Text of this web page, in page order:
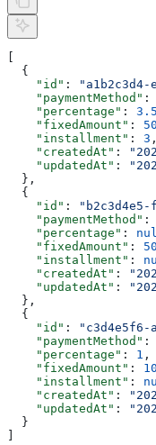
  {
    "id"
: "a1b2c3d4-
    "paymentMethod"
:
    "percentage"
: 3.5
    "fixedAmount"
: 50
    "installment"
: 3 ,
    "createdAt"
:
    "updatedAt"
:
  },
  {
    "id"
: "b2c3d4e5-
    "paymentMethod"
:
    "percentage"
:
    "fixedAmount"
: 50
    "installment"
:
    "createdAt"
:
    "updatedAt"
:
  },
  {
    "id"
: "c3d4e5f6-
    "paymentMethod"
:
    "percentage"
: 1 ,
    "fixedAmount"
:
    "installment"
:
    "createdAt"
:
    "updatedAt"
:
  }